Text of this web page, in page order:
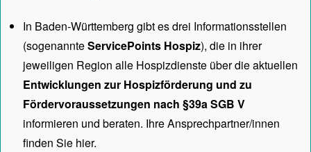
In Baden-Württemberg gibt es drei Informationsstellen
(sogenannteServicePoints Hospiz), die in ihrer
jeweiligen Region alle Hospizdienste über die aktuellen
Entwicklungen zur Hospizförderung und zu
Fördervoraussetzungen nach §39a SGB V
informieren und beraten. Ihre Ansprechpartner/innen
finden Sie hier.